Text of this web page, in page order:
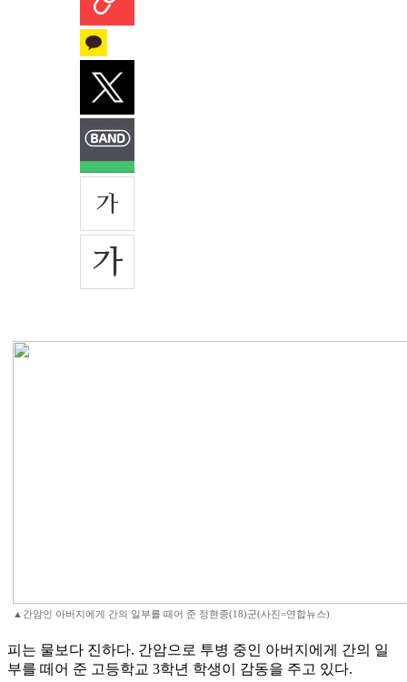
▲간암인 아버지에게 간의 일부를 떼어 준 정현종(18)군(사진=연합뉴스)
피는 물보다 진하다. 간암으로 투병 중인 아버지에게 간의 일
부를 떼어 준 고등학교 3학년 학생이 감동을 주고 있다.